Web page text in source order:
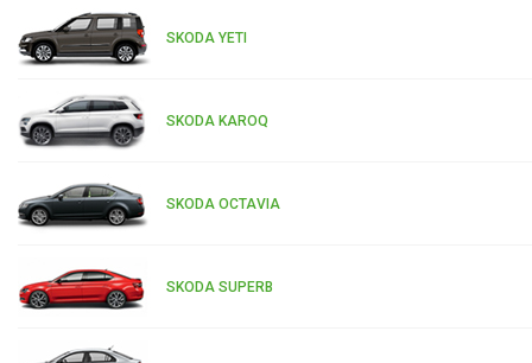
SKODA YETI
SKODA KAROQ
SKODA OCTAVIA
SKODA SUPERB